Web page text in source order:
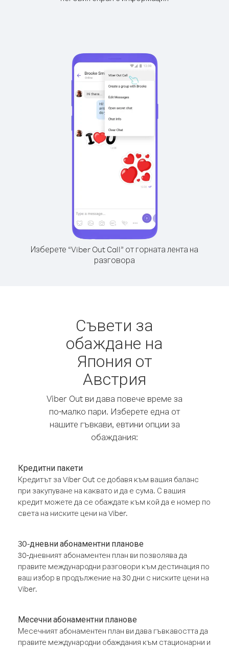
Изберете “Viber Out Call” от горната лента на
разговора
Съвети за
обаждане на
Япония от
Австрия
Viber Out ви дава повече време за
по-малко пари. Изберете една от
нашите гъвкави, евтини опции за
обаждания:
Кредитни пакети
Кредитът за Viber Out се добавя към вашия баланс
при закупуване на каквато и да е сума. С вашия
кредит можете да се обаждате към кой да е номер по
света на ниските цени на Viber.
30-дневни абонаментни планове
30-дневният абонаментен план ви позволява да
правите международни разговори към дестинация по
ваш избор в продължение на 30 дни с ниските цени на
Viber.
Месечни абонаментни планове
Месечният абонаментен план ви дава гъвкавостта да
правите международни обаждания към стационарни и